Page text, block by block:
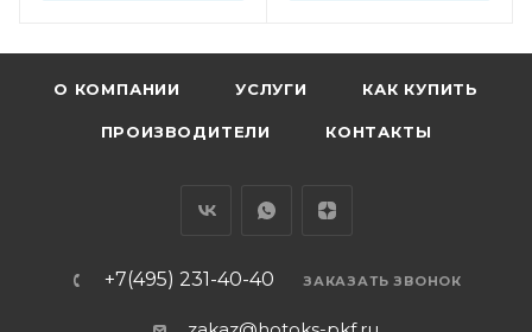
О КОМПАНИИ УСЛУГИ КАК КУПИТЬ
ПРОИЗВОДИТЕЛИ КОНТАКТЫ
+7(495) 231-40-40 ЗАКАЗАТЬ ЗВОНОК